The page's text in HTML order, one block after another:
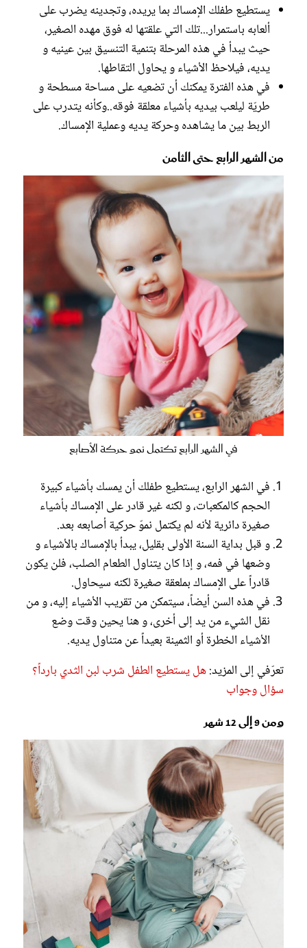
يستطيع طفلك الإمساك بما يريده، وتجدينه يضرب على
ألعابه باستمرار...تلك التي علقتها له فوق مهده الصغير،
حيث يبدأ في هذه المرحلة بتنمية التنسيق بين عينيه و
يديه، فيلاحظ الأشياء و يحاول التقاطها.
في هذه الفترة يمكنك أن تضعيه على مساحة مسطحة و
طريّة ليلعب بيديه بأشياء معلقة فوقه..وكأنه يتدرب على
الربط بين ما يشاهده وحركة يديه وعملية الإمساك.
من الشهر الرابع حتى الثامن
في الشهر الرابع تكتمل نمو حركة الأصابع
في الشهر الرابع، يستطيع طفلك أن يمسك بأشياء كبيرة
الحجم كالمكعبات، و لكنه غير قادر على الإمساك بأشياء
صغيرة دائرية لأنه لم يكتمل نموّ حركية أصابعه بعد.
و قبل بداية السنة الأولى بقليل، يبدأ بالإمساك بالأشياء و
وضعها في فمه، و إذا كان يتناول الطعام الصلب، فلن يكون
قادراً على الإمساك بملعقة صغيرة لكنه سيحاول.
في هذه السن أيضاً، سيتمكن من تقريب الأشياء إليه، و من
نقل الشيء من يد إلى أخرى، و هنا يحين وقت وضع
الأشياء الخطرة أو الثمينة بعيداً عن متناول يديه.
تعرّفي إلى المزيد:هل يستطيع الطفل شرب لبن الثدي بارداً؟
سؤال وجواب
ومن 9 إلى 12 شهر